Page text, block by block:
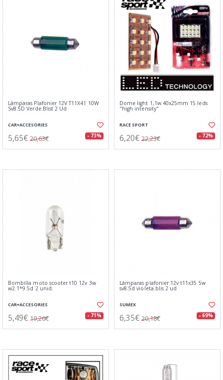
Lámparas Plafonier 12V T11X41 10W
Sv8.5D Verde.Blist 2 Ud
CAR+ACCESORIES
5,65€ 20,63€ - 73%
Dome light 1,1w 40x25mm 15 leds
"high intensity"
RACE SPORT
6,20€ 22,23€ - 72%
Bombilla moto scooter t10 12v 3w
w2.1*9.5d 2 unid.
CAR+ACCESORIES
5,49€ 19,26€ - 71%
Lámparas plafonier 12v t11x35 5w
sv8.5d violeta.blis 2 ud
SUMEX
6,35€ 20,18€ - 69%